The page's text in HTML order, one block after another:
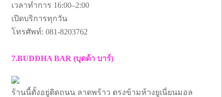
เวลาทำการ 16:00–2:00
เปิดบริการทุกวัน
โทรศัพท์: 081-8203762
7.BUDDHA BAR (บุดด้า บาร์)
ร้านนี้ตั้งอยู่ติดถนน ลาดพร้าว ตรงข้ามห้างยูเนี่ยนมอล